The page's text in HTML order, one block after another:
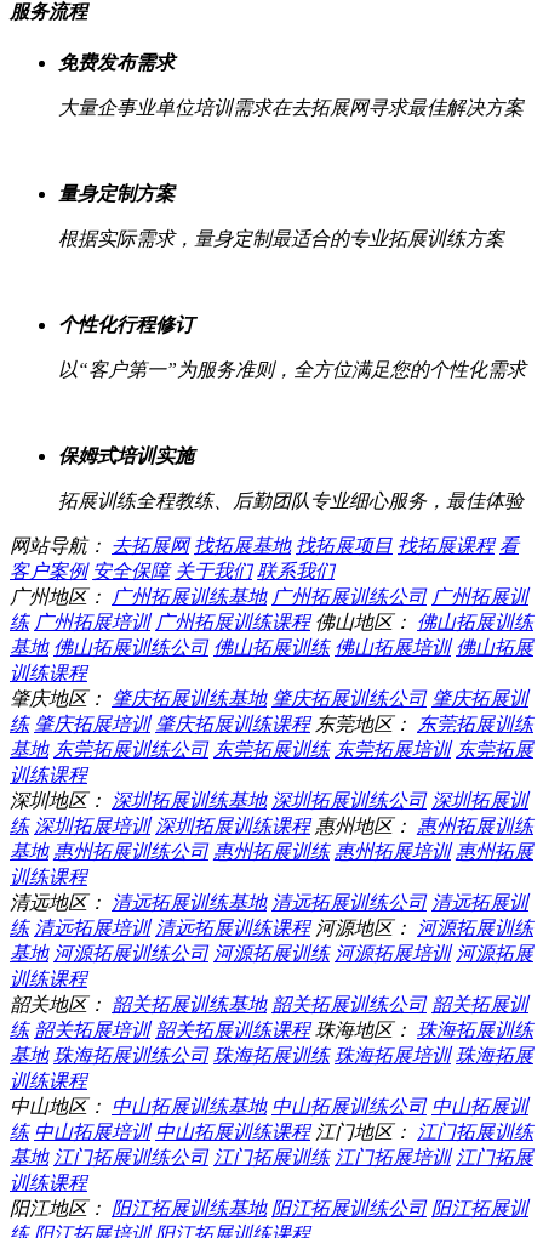
服务流程
免费发布需求
大量企事业单位培训需求在去拓展网寻求最佳解决方案
量身定制方案
根据实际需求，量身定制最适合的专业拓展训练方案
个性化行程修订
以“客户第一”为服务准则，全方位满足您的个性化需求
保姆式培训实施
拓展训练全程教练、后勤团队专业细心服务，最佳体验
网站导航： 去拓展网 找拓展基地 找拓展项目 找拓展课程 看
客户案例 安全保障 关于我们 联系我们
广州地区：
广州拓展训练基地 广州拓展训练公司 广州拓展训
练 广州拓展培训 广州拓展训练课程 佛山地区： 佛山拓展训练
基地 佛山拓展训练公司 佛山拓展训练 佛山拓展培训 佛山拓展
训练课程
肇庆地区：
肇庆拓展训练基地 肇庆拓展训练公司 肇庆拓展训
练 肇庆拓展培训 肇庆拓展训练课程 东莞地区：
东莞拓展训练
基地 东莞拓展训练公司 东莞拓展训练 东莞拓展培训 东莞拓展
训练课程
深圳地区：
深圳拓展训练基地 深圳拓展训练公司 深圳拓展训
练 深圳拓展培训 深圳拓展训练课程 惠州地区： 惠州拓展训练
基地 惠州拓展训练公司 惠州拓展训练 惠州拓展培训 惠州拓展
训练课程
清远地区：
清远拓展训练基地 清远拓展训练公司 清远拓展训
练 清远拓展培训 清远拓展训练课程 河源地区：
河源拓展训练
基地 河源拓展训练公司 河源拓展训练 河源拓展培训 河源拓展
训练课程
韶关地区： 韶关拓展训练基地 韶关拓展训练公司 韶关拓展训
练 韶关拓展培训 韶关拓展训练课程 珠海地区： 珠海拓展训练
基地 珠海拓展训练公司 珠海拓展训练 珠海拓展培训 珠海拓展
训练课程
中山地区： 中山拓展训练基地 中山拓展训练公司 中山拓展训
练 中山拓展培训 中山拓展训练课程 江门地区：
江门拓展训练
基地 江门拓展训练公司 江门拓展训练 江门拓展培训 江门拓展
训练课程
阳江地区： 阳江拓展训练基地 阳江拓展训练公司 阳江拓展训